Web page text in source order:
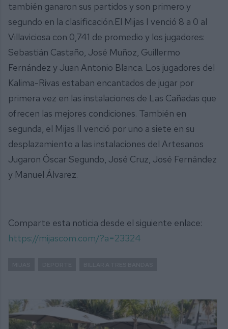
también ganaron sus partidos y son primero y
segundo en la clasificación.El Mijas I venció 8 a 0 al
Villaviciosa con 0,741 de promedio y los jugadores:
Sebastián Castaño, José Muñoz, Guillermo
Fernández y Juan Antonio Blanca. Los jugadores del
Kalima-Rivas estaban encantados de jugar por
primera vez en las instalaciones de Las Cañadas que
ofrecen las mejores condiciones. También en
segunda, el Mijas II venció por uno a siete en su
desplazamiento a las instalaciones del Artesanos
Jugaron Óscar Segundo, José Cruz, José Fernández
y Manuel Álvarez.
Comparte esta noticia desde el siguiente enlace:
https://mijascom.com/?a=23324